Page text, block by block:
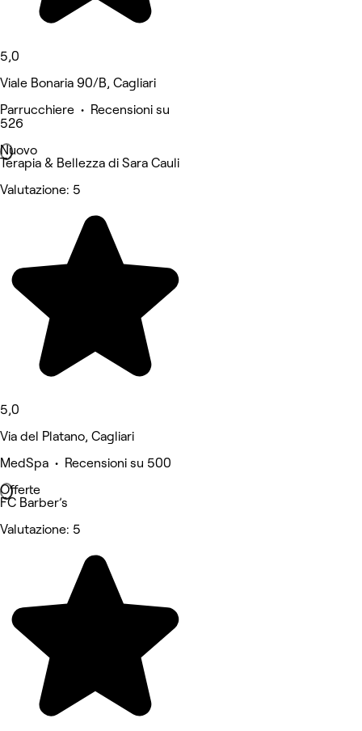
5,0
Viale Bonaria 90/B, Cagliari
Parrucchiere • Recensioni su
526
Nuovo
Terapia & Bellezza di Sara Cauli
Valutazione: 5
5,0
Via del Platano, Cagliari
MedSpa • Recensioni su 500
Offerte
FC Barber’s
Valutazione: 5